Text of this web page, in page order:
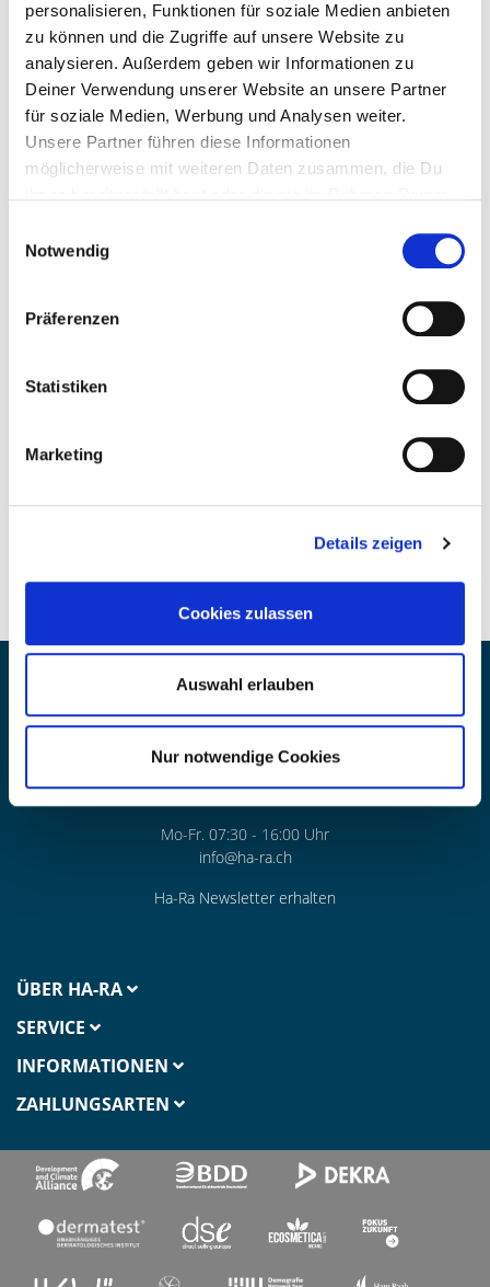
personalisieren, Funktionen für soziale Medien anbieten
zu können und die Zugriffe auf unsere Website zu
analysieren. Außerdem geben wir Informationen zu
Deiner Verwendung unserer Website an unsere Partner
für soziale Medien, Werbung und Analysen weiter.
Unsere Partner führen diese Informationen
möglicherweise mit weiteren Daten zusammen, die Du
Notwendig
Präferenzen
Statistiken
Marketing
Details zeigen
Cookies zulassen
Auswahl erlauben
Nur notwendige Cookies
UNIVERSALSPRÜHFLASCHE R-PE 500
ML (LEER)
Praktische Sprühflasche aus recyceltem PE. Ideal geeignet zum
Anmischen und Aufsprühen des Bio Kaminscheibenreiniger
Konzentrats. Die Düse ermöglicht eine optimale Dosierung und
Dieses Produkt ist heiß begehrt: bald wieder bestellbar!
PRODUKTBESCHREIBUNG
TIPPS & ANWENDUNG
MATERIAL & HINWEISE
» Mit einstellbarer Düse
» Flasche aus 100 % PE-Recyclat
KONTAKT
CH(+41) 058 270 00 40
Mo-Fr. 07:30 - 16:00 Uhr
info@ha-ra.ch
Ha-Ra Newsletter erhalten
ÜBER HA-RA
SERVICE
INFORMATIONEN
ZAHLUNGSARTEN